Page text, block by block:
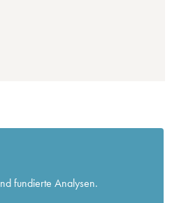
fundierte Analysen.